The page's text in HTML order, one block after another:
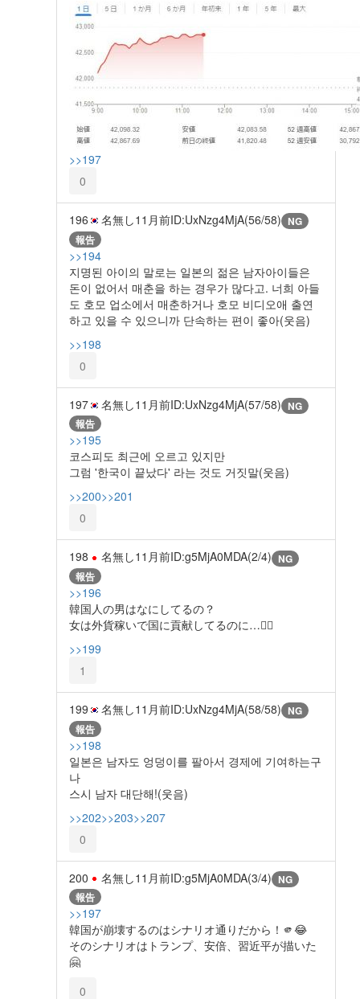
>>197
0
196 名無し11月前ID:UxNzg4MjA(56/58) NG
報告
>>194
지명된 아이의 말로는 일본의 젊은 남자아이들은
돈이 없어서 매춘을 하는 경우가 많다고. 너희 아들
도 호모 업소에서 매춘하거나 호모 비디오애 출연
하고 있을 수 있으니까 단속하는 편이 좋아(웃음)
>>198
0
197 名無し11月前ID:UxNzg4MjA(57/58) NG
報告
>>195
코스피도 최근에 오르고 있지만
그럼 '한국이 끝났다' 라는 것도 거짓말(웃음)
>>200>>201
0
198 名無し11月前ID:g5MjA0MDA(2/4) NG
報告
>>196
韓国人の男はなにしてるの？
女は外貨稼いで国に貢献してるのに…😮‍💨
>>199
1
199 名無し11月前ID:UxNzg4MjA(58/58) NG
報告
>>198
일본은 남자도 엉덩이를 팔아서 경제에 기여하는구
나
스시 남자 대단해!(웃음)
>>202>>203>>207
0
200 名無し11月前ID:g5MjA0MDA(3/4) NG
報告
>>197
韓国が崩壊するのはシナリオ通りだから！🫵😂
そのシナリオはトランプ、安倍、習近平が描いた
🤗
0